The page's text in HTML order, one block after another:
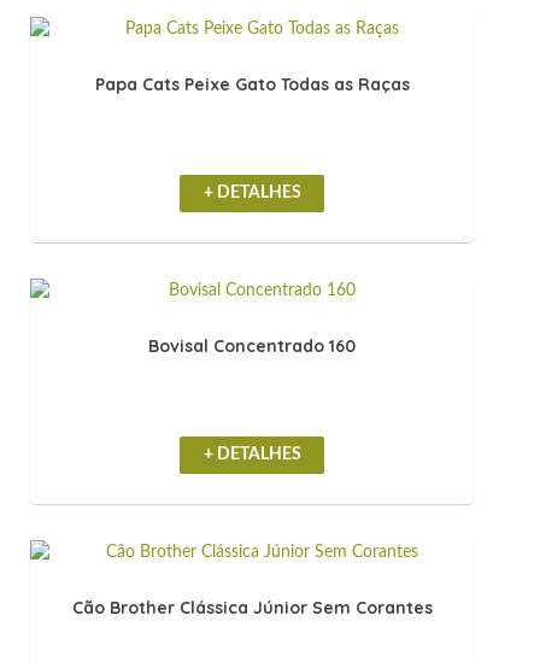
Papa Cats Peixe Gato Todas as Raças
+ DETALHES
Bovisal Concentrado 160
+ DETALHES
Cão Brother Clássica Júnior Sem Corantes